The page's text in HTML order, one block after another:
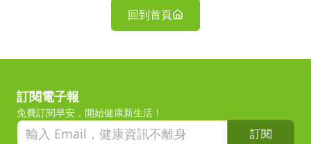
回到首頁
訂閱電子報
免費訂閱早安，開始健康新生活！
訂閱